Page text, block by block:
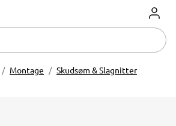
Log
Montage
Skudsøm & Slagnitter